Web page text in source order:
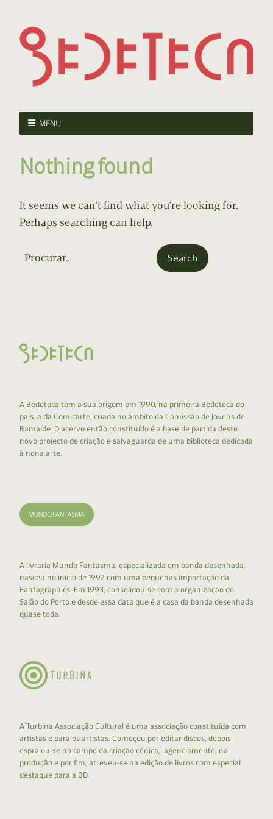
MENU
Nothing found
It seems we can’t find what you’re looking for.
Perhaps searching can help.
A Bedeteca tem a sua origem em 1990, na primeira Bedeteca do
país, a da Comicarte, criada no âmbito da Comissão de Jovens de
Ramalde. O acervo então constituído é a base de partida deste
novo projecto de criação e salvaguarda de uma biblioteca dedicada
à nona arte.
A livraria Mundo Fantasma, especializada em banda desenhada,
nasceu no início de 1992 com uma pequenas importação da
Fantagraphics. Em 1993, consolidou-se com a organização do
Salão do Porto e desde essa data que é a casa da banda desenhada
quase toda.
A Turbina Associação Cultural é uma associação constituída com
artistas e para os artistas. Começou por editar discos, depois
espraiou-se no campo da criação cénica, agenciamento, na
produção e por fim, atreveu-se na edição de livros com especial
destaque para a BD.